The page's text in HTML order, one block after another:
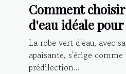
Comment
d'eau idéale
occasion ?
La robe vert d'eau, avec
apaisante, s'érige comme
prédilection...